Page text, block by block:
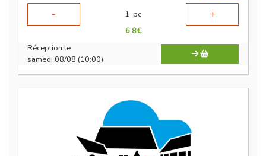
-
1 pc +
6.8€
Réception le
samedi 08/08 (10:00)